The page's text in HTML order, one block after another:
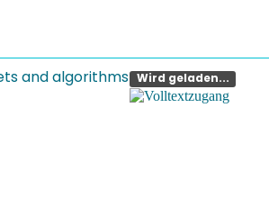
and algorithms Wird geladen...